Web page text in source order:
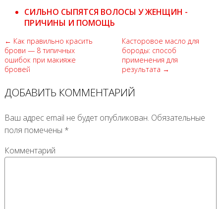
СИЛЬНО СЫПЯТСЯ ВОЛОСЫ У ЖЕНЩИН -
ПРИЧИНЫ И ПОМОЩЬ
← Как правильно красить
брови — 8 типичных
ошибок при макияже
бровей
Касторовое масло для
бороды: способ
применения для
результата →
ДОБАВИТЬ КОММЕНТАРИЙ
Ваш адрес email не будет опубликован. Обязательные
поля помечены *
Комментарий